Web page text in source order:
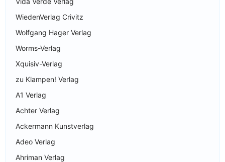
WiedenVerlag Crivitz
Wolfgang Hager Verlag
Worms-Verlag
Xquisiv-Verlag
zu Klampen! Verlag
A1 Verlag
Achter Verlag
Ackermann Kunstverlag
Adeo Verlag
Ahriman Verlag